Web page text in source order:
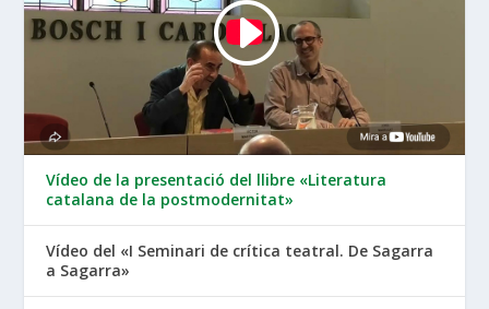
Vídeo de la presentació del llibre «Literatura
catalana de la postmodernitat»
Vídeo del «I Seminari de crítica teatral. De Sagarra
a Sagarra»